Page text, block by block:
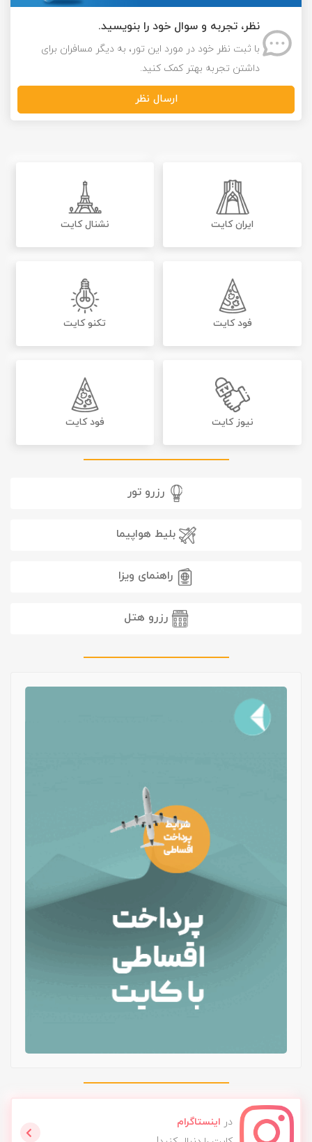
نظر، تجربه و سوال خود را بنویسید.
با ثبت نظر خود در مورد این تور، به دیگر مسافران برای
داشتن تجربه بهتر کمک کنید.
ارسال نظر
ایران کایت نشنال کایت
فود کایت تکنو کایت
نیوز کایت فود کایت
رزرو تور
بلیط هواپیما
راهنمای ویزا
رزرو هتل
در اینستاگرام